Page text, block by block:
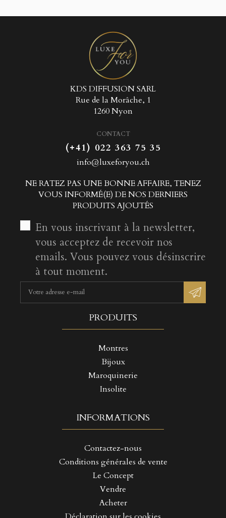
KDS DIFFUSION SARL
Rue de la Morâche, 1
1260 Nyon
CONTACT
(+41) 022 363 75 35
info@luxeforyou.ch
NE RATEZ PAS UNE BONNE AFFAIRE, TENEZ
VOUS INFORMÉ(E) DE NOS DERNIERS
PRODUITS AJOUTÉS
En vous inscrivant à la newsletter,
vous acceptez de recevoir nos
emails. Vous pouvez vous désinscrire
à tout moment.
PRODUITS
Montres
Bijoux
Maroquinerie
Insolite
INFORMATIONS
Contactez-nous
Conditions générales de vente
Le Concept
Vendre
Acheter